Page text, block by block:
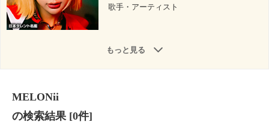
歌手・アーティスト
もっと見る
MELONii
の検索結果[0件]